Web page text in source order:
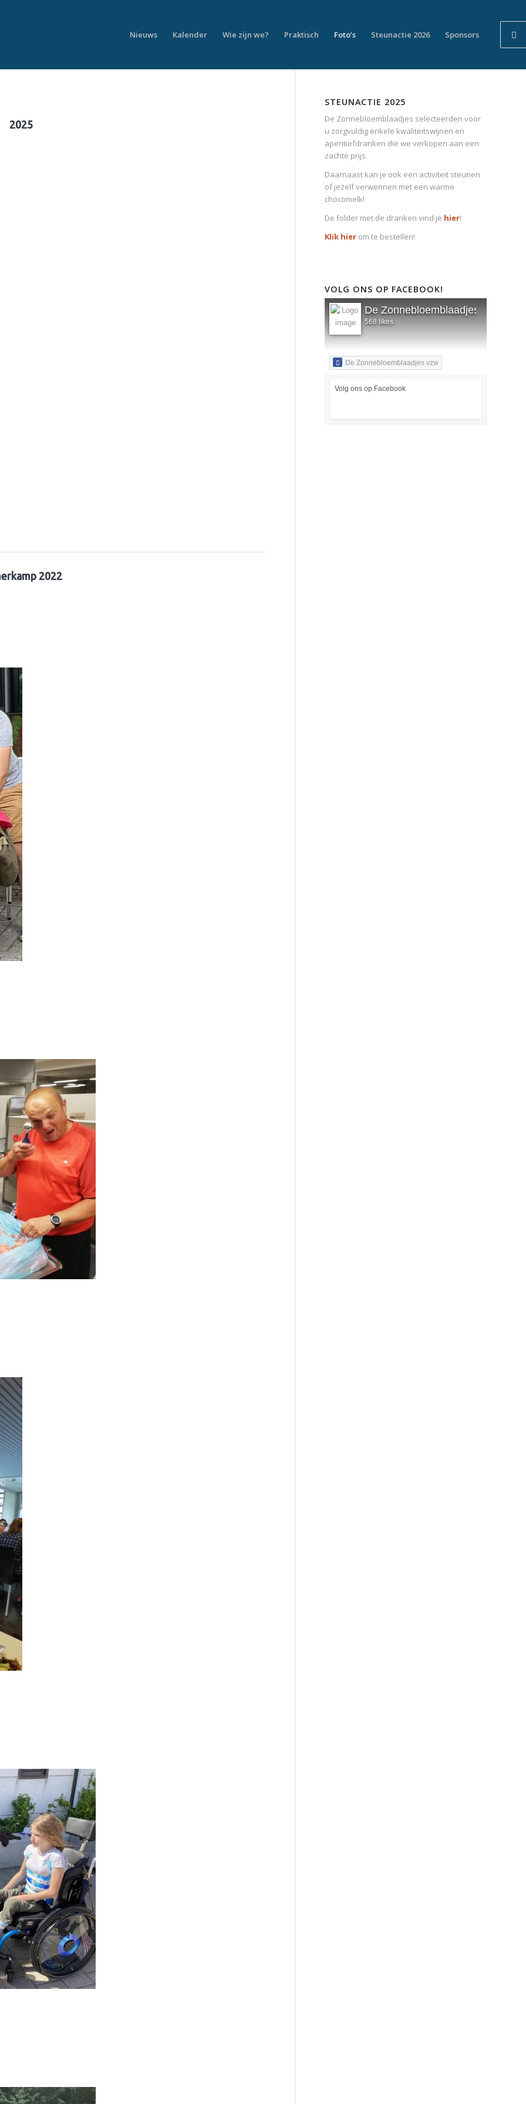
Nieuws Kalender Wie zijn we? Praktisch Foto’s Steunactie 2026 Sponsors
2025
2022
STEUNACTIE 2025
De Zonnebloemblaadjes selecteerden voor
u zorgvuldig enkele kwaliteitswijnen en
aperitiefdranken die we verkopen aan een
zachte prijs.
Daarnaast kan je ook een activiteit steunen
of jezelf verwennen met een warme
chocomelk!
De folder met de dranken vind je hier!
Klik hier om te bestellen!
VOLG ONS OP FACEBOOK!
De Zonnebloemblaadjes vzw
568 likes
De Zonnebloemblaadjes vzw
Volg ons op Facebook